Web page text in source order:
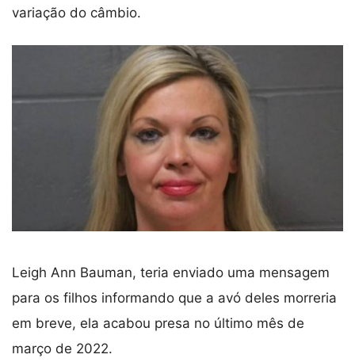
variação do câmbio.
Leigh Ann Bauman, teria enviado uma mensagem
para os filhos informando que a avó deles morreria
em breve, ela acabou presa no último mês de
março de 2022.